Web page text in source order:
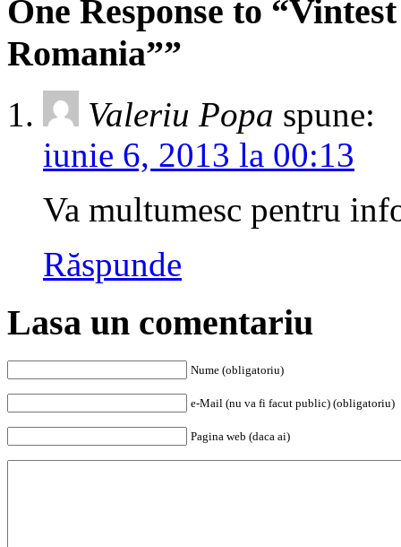
One Response to
Romania””
Valeriu Popa spune:
iunie 6, 2013 la 00:13
Va multumesc pentru
Răspunde
Lasa un comentariu
Nume (obligatoriu)
e-Mail (nu va fi facut public) (obligatoriu)
Pagina web (daca ai)